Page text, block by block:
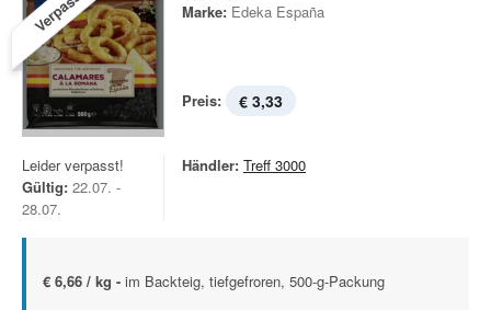
Marke: Edeka España
Preis: € 3,33
Leider verpasst!
Gültig: 22.07. -
28.07.
Händler: Treff 3000
€ 6,66 / kg - im Backteig, tiefgefroren, 500-g-Packung